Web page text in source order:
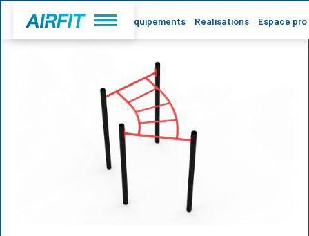
Accueil Equipements Réalisations Espace pro